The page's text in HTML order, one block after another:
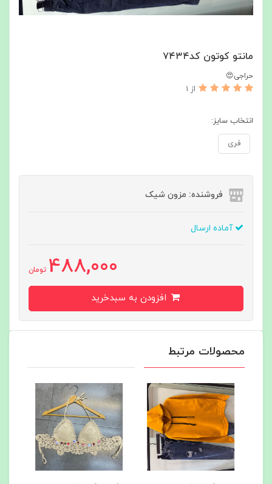
مانتو کوتون کد۷۴۳۴
حراجی😍
از 1
انتخاب سایز:
فری
فروشنده: مزون شیک
آماده ارسال
488,000 تومان
محصولات مرتبط